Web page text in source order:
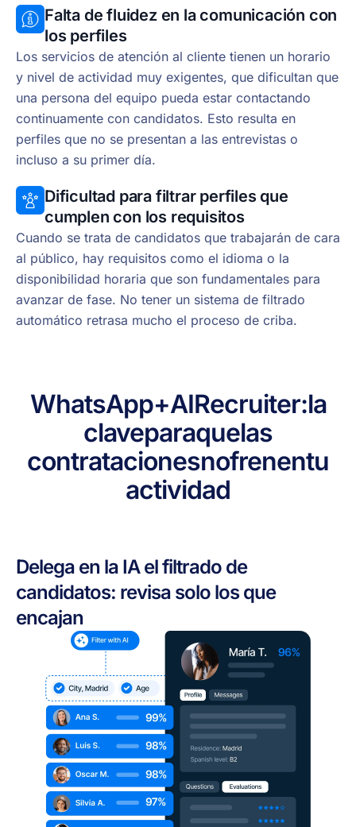
Falta de fluidez en la comunicación con
los perfiles
Los servicios de atención al cliente tienen un horario
y nivel de actividad muy exigentes, que dificultan que
una persona del equipo pueda estar contactando
continuamente con candidatos. Esto resulta en
perfiles que no se presentan a las entrevistas o
incluso a su primer día.
Dificultad para filtrar perfiles que
cumplen con los requisitos
Cuando se trata de candidatos que trabajarán de cara
al público, hay requisitos como el idioma o la
disponibilidad horaria que son fundamentales para
avanzar de fase. No tener un sistema de filtrado
automático retrasa mucho el proceso de criba.
WhatsApp+AIRecruiter:la
claveparaquelas
contratacionesnofrenentu
actividad
Delega en la IA el filtrado de
candidatos: revisa solo los que
encajan